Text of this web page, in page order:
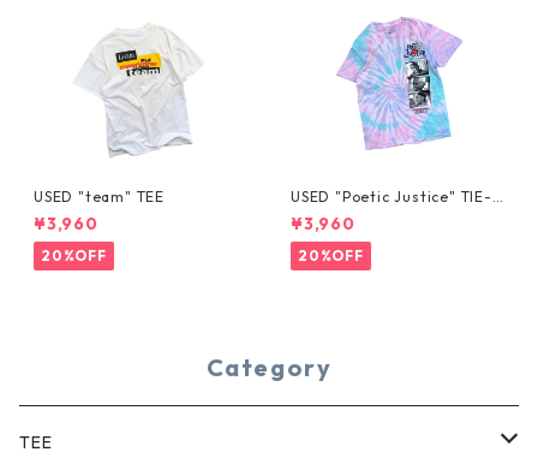
USED "team" TEE
¥3,960
20%OFF
USED "Poetic Justice" TIE-D
YE TEE
¥3,960
20%OFF
Category
TEE